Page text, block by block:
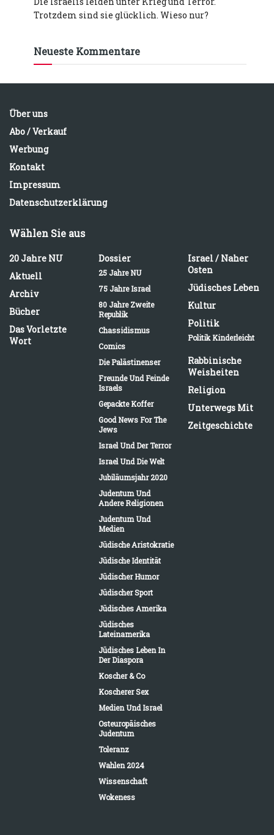
Trotzdem sind sie glücklich. Wieso nur?
Neueste Kommentare
Über uns
Abo / Verkauf
Werbung
Kontakt
Impressum
Datenschutzerklärung
Wählen Sie aus
20 Jahre NU
Aktuell
Archiv
Bücher
Das Vorletzte
Wort
Dossier
25 Jahre NU
75 Jahre Israel
80 Jahre Zweite
Republik
Chassidismus
Comics
Die Palästinenser
Freunde Und Feinde
Israels
Gepackte Koffer
Good News For The
Jews
Israel Und Der Terror
Israel Und Die Welt
Jubiläumsjahr 2020
Judentum Und
Andere Religionen
Judentum Und
Medien
Jüdische Aristokratie
Jüdische Identität
Jüdischer Humor
Jüdischer Sport
Jüdisches Amerika
Jüdisches
Lateinamerika
Jüdisches Leben In
Der Diaspora
Koscher & Co
Koscherer Sex
Medien Und Israel
Osteuropäisches
Judentum
Toleranz
Wahlen 2024
Wissenschaft
Wokeness
Israel / Naher
Osten
Jüdisches Leben
Kultur
Politik
Politik Kinderleicht
Rabbinische
Weisheiten
Religion
Unterwegs Mit
Zeitgeschichte